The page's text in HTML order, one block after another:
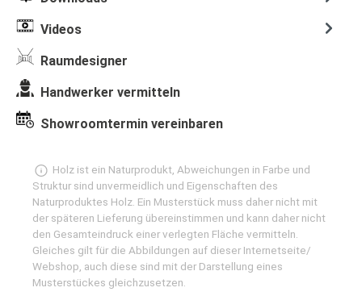
Videos
Raumdesigner
Handwerker vermitteln
Showroomtermin vereinbaren
Holz ist ein Naturprodukt, Abweichungen in Farbe und
Struktur sind unvermeidlich und Eigenschaften des
Naturproduktes Holz. Ein Musterstück muss daher nicht mit
der späteren Lieferung übereinstimmen und kann daher nicht
den Gesamteindruck einer verlegten Fläche vermitteln.
Gleiches gilt für die Abbildungen auf dieser Internetseite/
Webshop, auch diese sind mit der Darstellung eines
Musterstückes gleichzusetzen.